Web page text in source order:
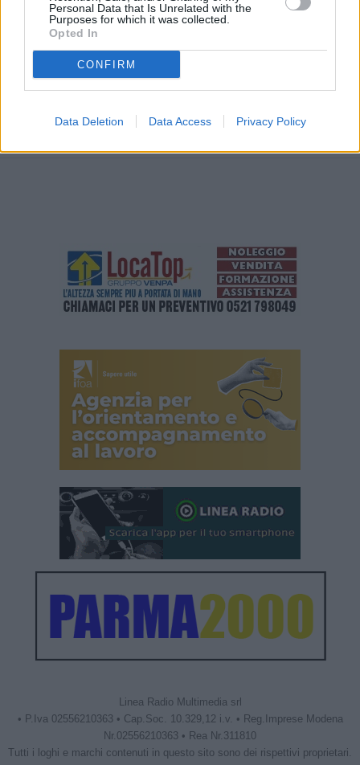
Personal Data that Is Unrelated with the
Purposes for which it was collected.
Opted In
CONFIRM
Data Deletion Data Access Privacy Policy
settembre e le prime consegne sono previste in novembre.
Foto: ufficio stampa Stellantis
(ITALPRESS).
TAGS AUTO ITALIA MOTORI NEWSONLINE
Linea Radio Multimedia srl
• P.Iva 02556210363 • Cap.Soc. 10.329,12 i.v. • Reg.Imprese Modena
Nr.02556210363 • Rea Nr.311810
Tutti i loghi e marchi contenuti in questo sito sono dei rispettivi proprietari.